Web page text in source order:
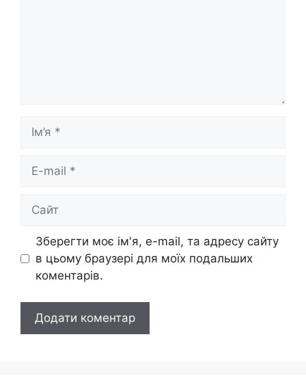
Ім’я
Сайт
Зберегти моє ім'я, e-mail, та адресу сайту
в цьому браузері для моїх подальших
коментарів.